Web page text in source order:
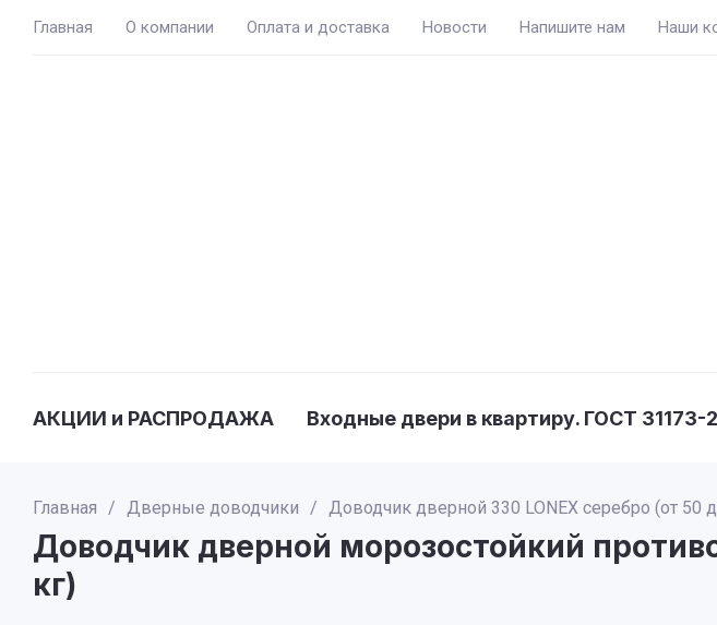
Главная О компании Оплата и доставка Новости Напишите нам Наши
АКЦИИ и РАСПРОДАЖА Входные двери в квартиру. ГОСТ 31173-
Главная / Дверные доводчики / Доводчик дверной 330 LONEX серебро (от
Доводчик дверной морозостойкий
кг)